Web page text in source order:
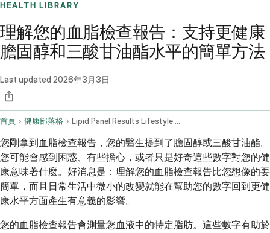
HEALTH LIBRARY
理解您的血脂檢查報告：支持更健康
膽固醇和三酸甘油酯水平的簡單方法
Last updated 2026年3月3日
首頁 健康部落格 Lipid Panel Results Lifestyle Changes For Cholesterol And Triglycerides
您剛拿到血脂檢查報告，您的醫生提到了膽固醇或三酸甘油酯。
您可能會感到困惑、有些擔心，或者只是好奇這些數字對您的健
康意味著什麼。好消息是：理解您的血脂檢查報告比您想像的要
簡單，而且日常生活中微小的改變就能在幫助您的數字回到更健
康水平方面產生有意義的影響。
您的血脂檢查報告會測量您血液中的特定脂肪。這些數字有助於